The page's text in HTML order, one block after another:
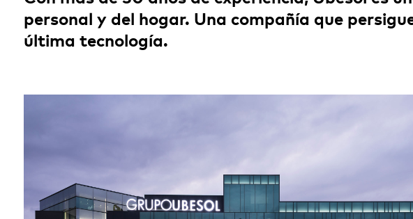
personal y del hogar. Una compañía que
última tecnología.